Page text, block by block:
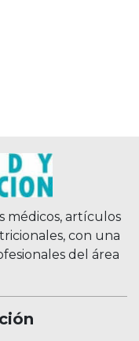
médicos, artículos
con una
del área